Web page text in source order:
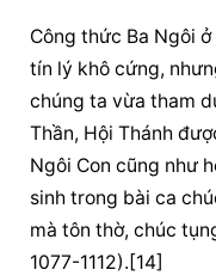
Công thức Ba Ngôi
tín lý khô cứng,
chúng ta vừa tham
Thần, Hội Thánh
Ngôi Con cũng như
sinh trong bài ca
mà tôn thờ, chúc
1077-1112).[14]